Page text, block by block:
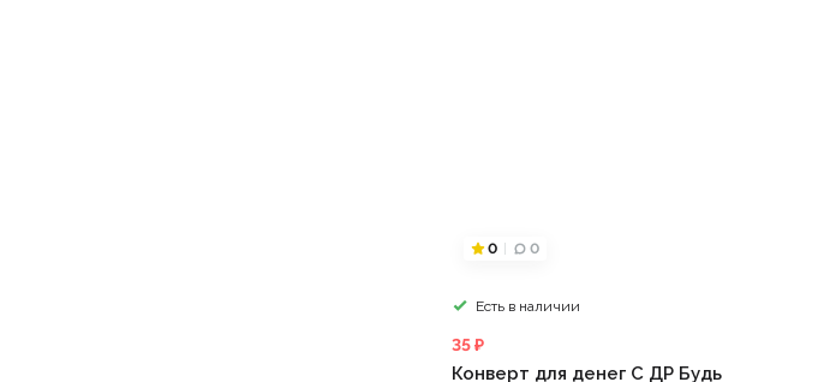
0 0
Есть в наличии
35 ₽
Конверт для денег С ДР Будь